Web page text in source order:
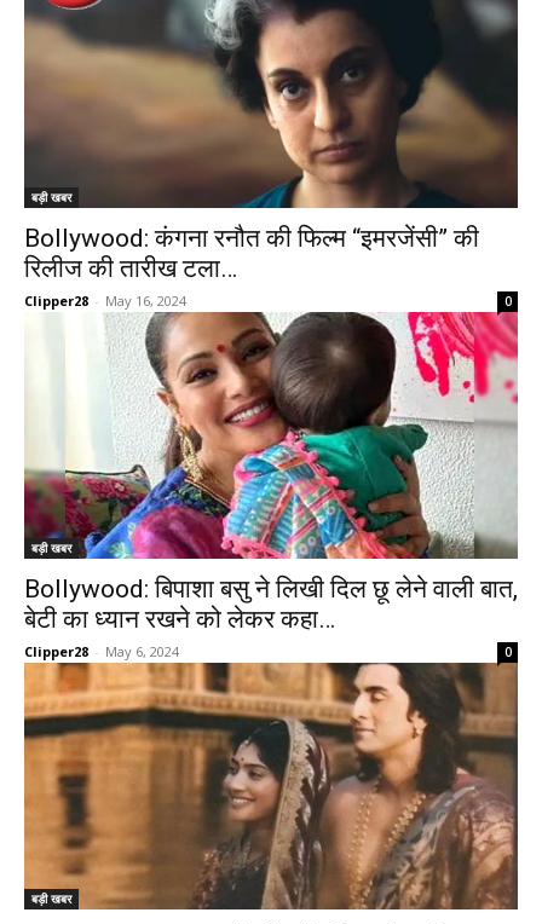
बड़ी खबर
Bollywood: कंगना रनौत की फिल्म “इमरजेंसी” की
रिलीज की तारीख टला…
Clipper28 - May 16, 2024 0
बड़ी खबर
Bollywood: बिपाशा बसु ने लिखी दिल छू लेने वाली बात,
बेटी का ध्यान रखने को लेकर कहा…
Clipper28 - May 6, 2024 0
बड़ी खबर